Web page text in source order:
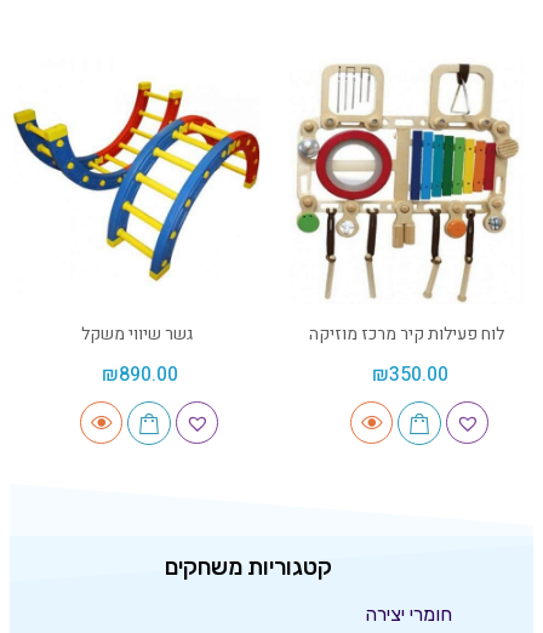
לוח פעילות קיר מרכז מוזיקה
₪350.00
גשר שיווי משקל
₪890.00
קטגוריות משחקים
חומרי יצירה